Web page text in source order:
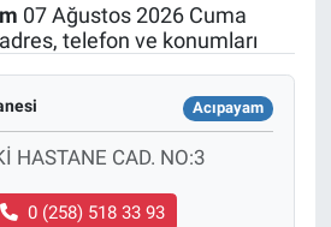
07 Ağustos 2026 Cuma
telefon ve konumları
Acıpayam
HASTANE CAD. NO:3
0 (258) 518 33 93